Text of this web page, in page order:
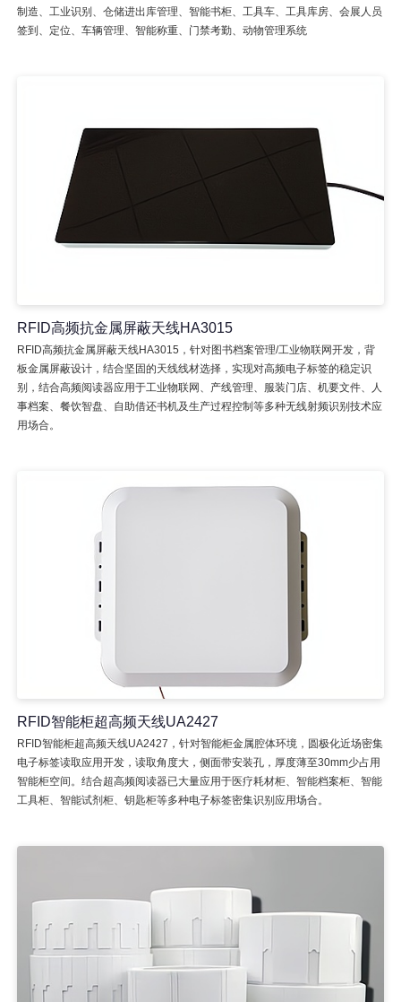
制造、工业识别、仓储进出库管理、智能书柜、工具车、工具库房、会展人员
签到、定位、车辆管理、智能称重、门禁考勤、动物管理系统
RFID高频抗金属屏蔽天线HA3015
RFID高频抗金属屏蔽天线HA3015，针对图书档案管理/工业物联网开发，背
板金属屏蔽设计，结合坚固的天线线材选择，实现对高频电子标签的稳定识
别，结合高频阅读器应用于工业物联网、产线管理、服装门店、机要文件、人
事档案、餐饮智盘、自助借还书机及生产过程控制等多种无线射频识别技术应
用场合。
RFID智能柜超高频天线UA2427
RFID智能柜超高频天线UA2427，针对智能柜金属腔体环境，圆极化近场密集
电子标签读取应用开发，读取角度大，侧面带安装孔，厚度薄至30mm少占用
智能柜空间。结合超高频阅读器已大量应用于医疗耗材柜、智能档案柜、智能
工具柜、智能试剂柜、钥匙柜等多种电子标签密集识别应用场合。